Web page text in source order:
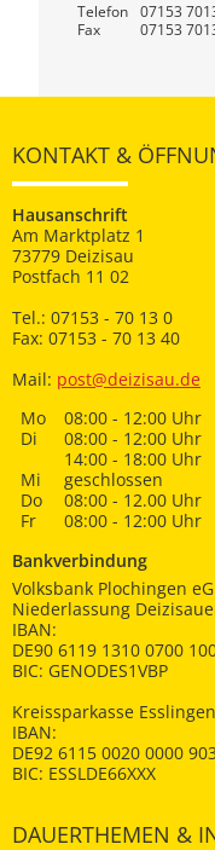
Telefon
07153
Fax 07153
KONTAKT &
Hausanschrift
Am Marktplatz 1
73779 Deizisau
Postfach 11 02
Tel.: 07153 - 70 13 0
Fax: 07153 - 70 13 40
Mail: post@deizisau.de
Mo
08:00 - 12:00 Uhr
Di
08:00 - 12:00 Uhr
14:00 - 18:00 Uhr
Mi
geschlossen
Do
08:00 - 12.00 Uhr
Fr
08:00 - 12:00 Uhr
Bankverbindung
Volksbank Plochingen
Niederlassung
IBAN:
DE90 6119 1310 0700
BIC: GENODES1VBP
Kreissparkasse Esslingen
IBAN:
DE92 6115 0020 0000
BIC: ESSLDE66XXX
DAUERTHEMEN &